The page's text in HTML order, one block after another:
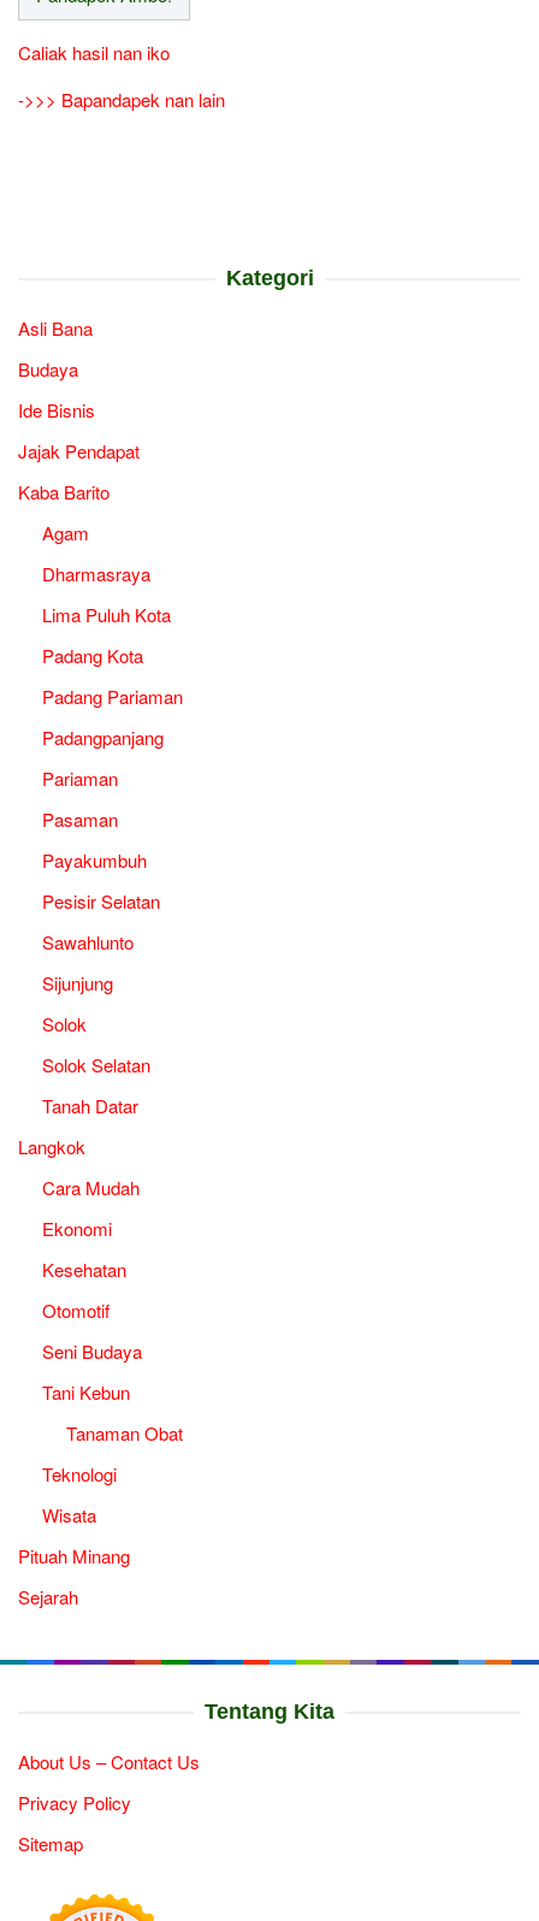
Caliak hasil nan iko
->>> Bapandapek nan lain
Kategori
Asli Bana
Budaya
Ide Bisnis
Jajak Pendapat
Kaba Barito
Agam
Dharmasraya
Lima Puluh Kota
Padang Kota
Padang Pariaman
Padangpanjang
Pariaman
Pasaman
Payakumbuh
Pesisir Selatan
Sawahlunto
Sijunjung
Solok
Solok Selatan
Tanah Datar
Langkok
Cara Mudah
Ekonomi
Kesehatan
Otomotif
Seni Budaya
Tani Kebun
Tanaman Obat
Teknologi
Wisata
Pituah Minang
Sejarah
Tentang Kita
About Us – Contact Us
Privacy Policy
Sitemap